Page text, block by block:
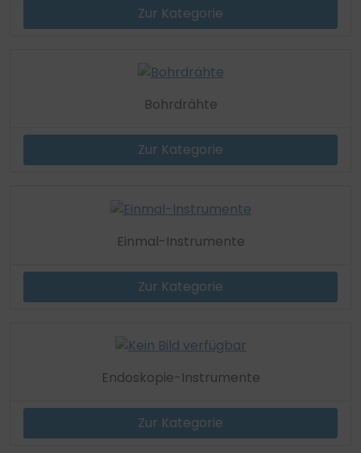
Zur Kategorie
Bohrdrähte
Zur Kategorie
Einmal-Instrumente
Zur Kategorie
Endoskopie-Instrumente
Zur Kategorie